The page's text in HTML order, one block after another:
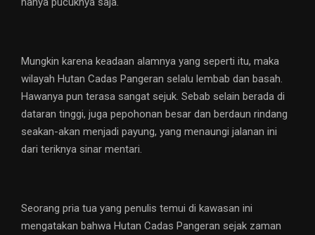
Mungkin karena keadaan alamnya yang seperti itu, maka
wilayah Hutan Cadas Pangeran selalu lembab dan basah.
Hawanya pun terasa sangat sejuk. Sebab selain berada di
dataran tinggi, juga pepohonan besar dan berdaun rindang
seakan-akan menjadi payung, yang menaungi jalanan ini
dari teriknya sinar mentari.
Seorang pria tua yang penulis temui di kawasan ini
mengatakan bahwa Hutan Cadas Pangeran sejak zaman